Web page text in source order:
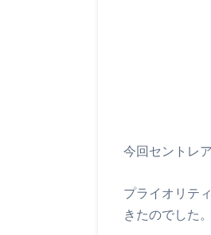
今回セントレ
プライオリテ
きたのでした。